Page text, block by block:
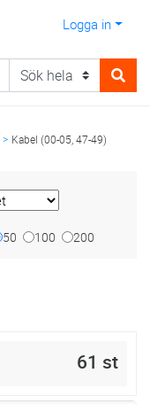
Logga in
Kabel (00-05, 47-49)
50 100 200
61 st